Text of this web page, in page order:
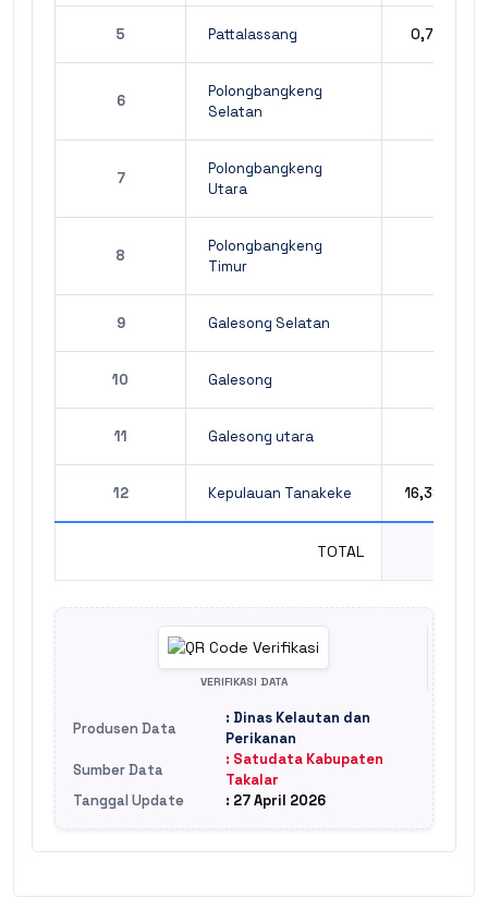
5 Pattalassang 0,76
6
Polongbangkeng
Selatan
7
Polongbangkeng
Utara
8
Polongbangkeng
Timur
9 Galesong Selatan
10 Galesong
11 Galesong utara
12 Kepulauan Tanakeke 16,38
TOTAL
VERIFIKASI DATA
Produsen Data
: Dinas Kelautan dan
Perikanan
Sumber Data
: Satudata Kabupaten
Takalar
Tanggal Update
: 27 April 2026